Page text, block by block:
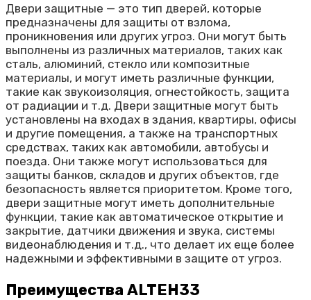
Двери защитные — это тип дверей, которые
предназначены для защиты от взлома,
проникновения или других угроз. Они могут быть
выполнены из различных материалов, таких как
сталь, алюминий, стекло или композитные
материалы, и могут иметь различные функции,
такие как звукоизоляция, огнестойкость, защита
от радиации и т.д. Двери защитные могут быть
установлены на входах в здания, квартиры, офисы
и другие помещения, а также на транспортных
средствах, таких как автомобили, автобусы и
поезда. Они также могут использоваться для
защиты банков, складов и других объектов, где
безопасность является приоритетом. Кроме того,
двери защитные могут иметь дополнительные
функции, такие как автоматическое открытие и
закрытие, датчики движения и звука, системы
видеонаблюдения и т.д., что делает их еще более
надежными и эффективными в защите от угроз.
Преимущества ALTEH33